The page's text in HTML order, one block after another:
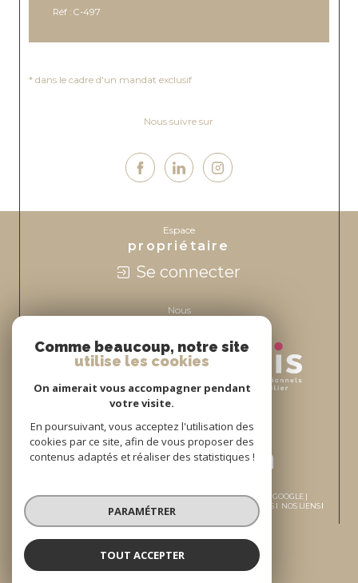
Réf : C-497
Nous suivre sur
Espace
propriétaire
Se connecter
Nous
© 2026 | TOUS DROITS RÉSERVÉS | TRADUCTION POWERED BY GOOGLE |
MENTIONS LÉGALES NOS HONORAIRES
NOS LIENS
RGPD DE L’AGENCE
POLITIQUE RGPD COOKIES
Comme beaucoup, notre site
utilise les cookies
On aimerait vous accompagner pendant
votre visite.
En poursuivant, vous acceptez l'utilisation des
cookies par ce site, afin de vous proposer des
contenus adaptés et réaliser des statistiques !
PARAMÉTRER
TOUT ACCEPTER